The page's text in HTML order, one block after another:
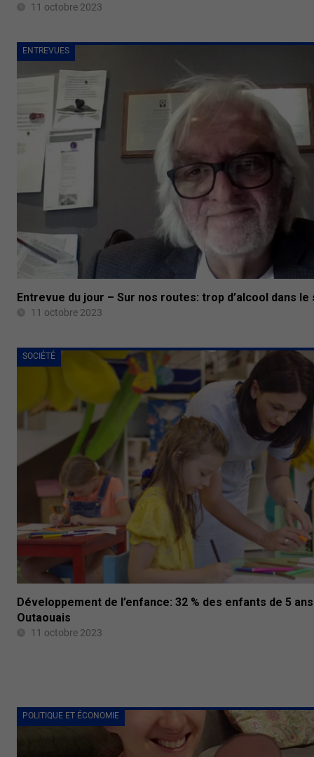
11 octobre 2023
ENTREVUES
Entrevue du jour – Sur nos routes: trop d’alcool dans
11 octobre 2023
SOCIÉTÉ
Développement de l’enfance: 32 % des enfants de 5
Outaouais
11 octobre 2023
POLITIQUE ET ÉCONOMIE